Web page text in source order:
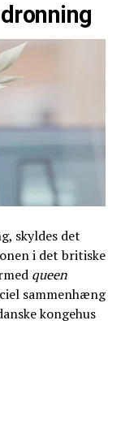
skyldes det
i det britiske
queen
sammenhæng
kongehus